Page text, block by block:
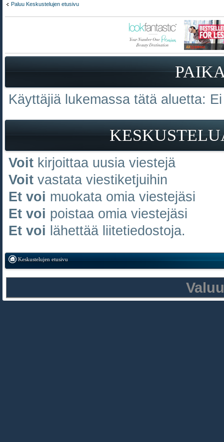
Paluu Keskustelujen etusivu
Käyttäjiä lukemassa tätä aluetta:
Voit kirjoittaa uusia viestejä
Voit vastata viestiketjuihin
Et voi muokata omia viestejäsi
Et voi poistaa omia viestejäsi
Et voi lähettää liitetiedostoja.
Keskustelujen etusivu